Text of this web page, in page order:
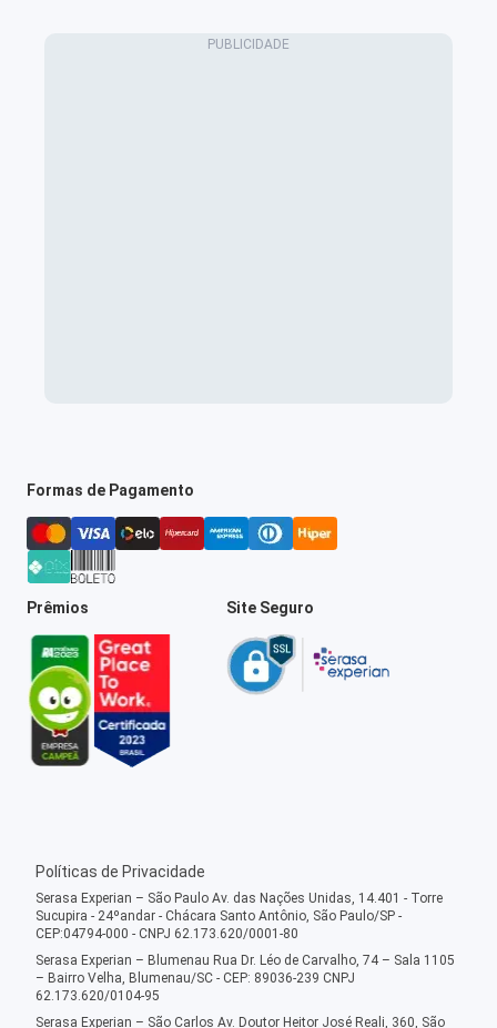
Formas de Pagamento
Prêmios Site Seguro
Políticas de Privacidade
Serasa Experian – São Paulo Av. das Nações Unidas, 14.401 - Torre
Sucupira - 24ºandar - Chácara Santo Antônio, São Paulo/SP -
CEP:04794-000 - CNPJ 62.173.620/0001-80
Serasa Experian – Blumenau Rua Dr. Léo de Carvalho, 74 – Sala 1105
– Bairro Velha, Blumenau/SC - CEP: 89036-239 CNPJ
62.173.620/0104-95
Serasa Experian – São Carlos Av. Doutor Heitor José Reali, 360, São